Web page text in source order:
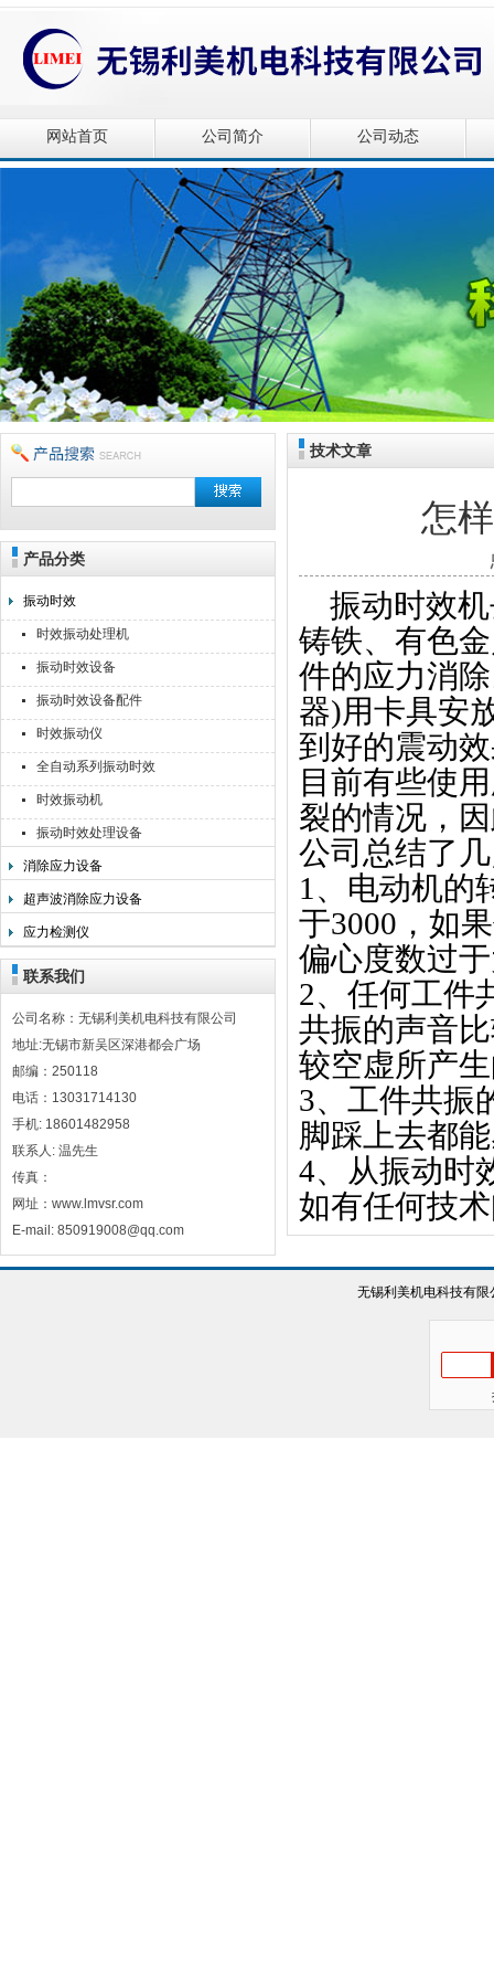
无锡利美机电科技有限公司
网站首页 公司简介 公司动态
产品分类
振动时效
时效振动处理机
振动时效设备
振动时效设备配件
时效振动仪
全自动系列振动时效
时效振动机
振动时效处理设备
消除应力设备
超声波消除应力设备
应力检测仪
联系我们
公司名称：无锡利美机电科技有限公司
地址:无锡市新吴区深港都会广场
邮编：250118
电话：13031714130
手机: 18601482958
联系人: 温先生
传真：
网址：www.lmvsr.com
E-mail: 850919008@qq.com
技术文章
怎
振动时效机
铸铁、有色
件的应力消
器)用卡具安
到好的震动
目前有些使
裂的情况，
公司总结了
1、电动机的
于3000，如
偏心度数过
2、任何工件
共振的声音
较空虚所产
3、工件共振
脚踩上去都
4、从振动时
如有任何技
无锡利美机电科技有